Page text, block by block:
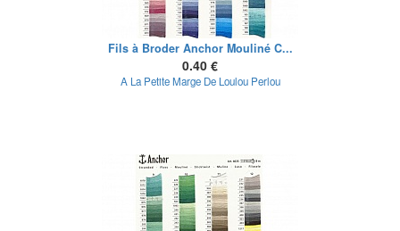
Fils à Broder Anchor Mouliné C...
0.40 €
A La Petite Marge De Loulou Perlou